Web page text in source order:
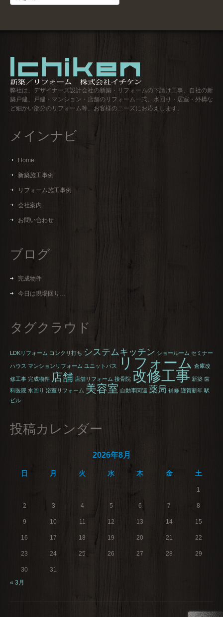
去
弊社は、デザイナーズ設計会社の新築・リフォームの下請け工事、自社の新
築戸建、戸建・マンション・店舗のリフォーム一式、水回り・居室・外構な
ど細かい部分のリフォーム等、お客様のニーズにお応えします。
メインナビ
Home
新築施工事例
リフォーム施工事例
会社案内
お問い合わせ
ブログ
完成物件
今日は現場回り…
タグクラウド
LDKリフォーム コンクリ打ち システムキッチン ショールーム セミナー
ハウス マンションリフォーム ユニットバス リフォーム 倉庫改
修工事 完成物件 店舗 店舗リフォーム 接骨院 改修工事 新築 歯
科医院 水回り 浴室リフォーム 美容室 自動車関連 薬局 補修 謹賀新年 駅
ビル
投稿カレンダー
2026年8月
日 月 火 水 木 金 土
1
2 3 4 5 6 7 8
9 10 11 12 13 14 15
16 17 18 19 20 21 22
23 24 25 26 27 28 29
30
31
« 3月